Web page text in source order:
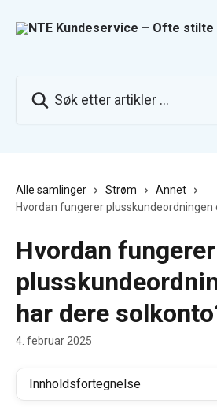
Alle samlinger Strøm
Annet
Hvordan fungerer plusskundeordningen
Hvordan fungerer
har dere
4. februar 2025
Innholdsfortegnelse